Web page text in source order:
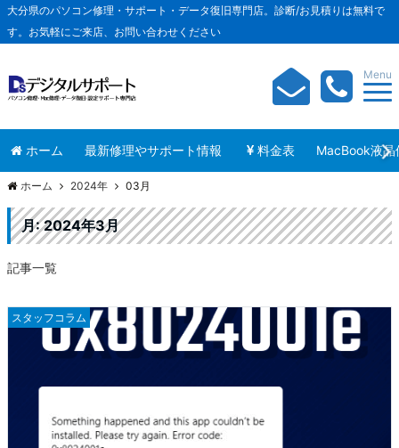
大分県のパソコン修理・サポート・データ復旧専門店。診断/お見積りは無料で
す。お気軽にご来店、お問い合わせください
Menu
ホーム 最新修理やサポート情報 料金表 MacBook液晶
ホーム 2024年 03月
月:2024年3月
記事一覧
スタッフコラム